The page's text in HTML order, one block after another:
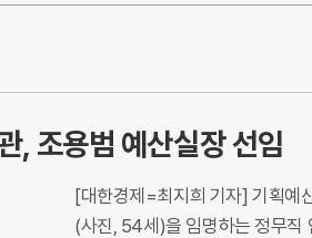
, 조용범 예산실장 선임
[대한경제=최지희 기자] 기획예
(사진, 54세)을 임명하는 정무직